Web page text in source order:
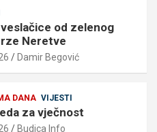
od zelenog
Neretve
Damir Begović
DANA VIJESTI
za vječnost
Budica Info